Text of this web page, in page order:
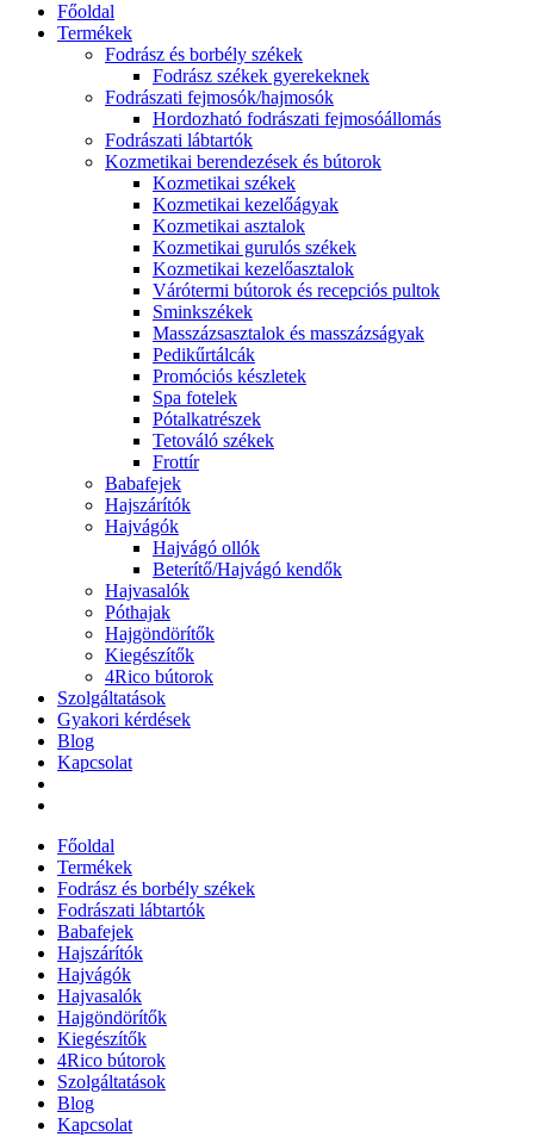
Főoldal
Termékek
Fodrász és borbély székek
Fodrász székek gyerekeknek
Fodrászati fejmosók/hajmosók
Hordozható fodrászati fejmosóállomás
Fodrászati lábtartók
Kozmetikai berendezések és bútorok
Kozmetikai székek
Kozmetikai kezelőágyak
Kozmetikai asztalok
Kozmetikai gurulós székek
Kozmetikai kezelőasztalok
Várótermi bútorok és recepciós pultok
Sminkszékek
Masszázsasztalok és masszázságyak
Pedikűrtálcák
Promóciós készletek
Spa fotelek
Pótalkatrészek
Tetováló székek
Frottír
Babafejek
Hajszárítók
Hajvágók
Hajvágó ollók
Beterítő/Hajvágó kendők
Hajvasalók
Póthajak
Hajgöndörítők
Kiegészítők
4Rico bútorok
Szolgáltatások
Gyakori kérdések
Blog
Kapcsolat
Főoldal
Termékek
Fodrász és borbély székek
Fodrászati lábtartók
Babafejek
Hajszárítók
Hajvágók
Hajvasalók
Hajgöndörítők
Kiegészítők
4Rico bútorok
Szolgáltatások
Blog
Kapcsolat